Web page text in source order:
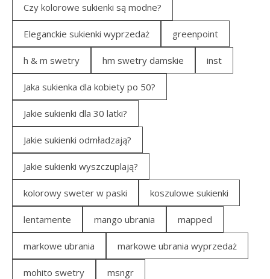
Czy kolorowe sukienki są modne?
Eleganckie sukienki wyprzedaż greenpoint
h & m swetry hm swetry damskie inst
Jaka sukienka dla kobiety po 50?
Jakie sukienki dla 30 latki?
Jakie sukienki odmładzają?
Jakie sukienki wyszczuplają?
kolorowy sweter w paski koszulowe sukienki
lentamente mango ubrania mapped
markowe ubrania markowe ubrania wyprzedaż
mohito swetry msngr